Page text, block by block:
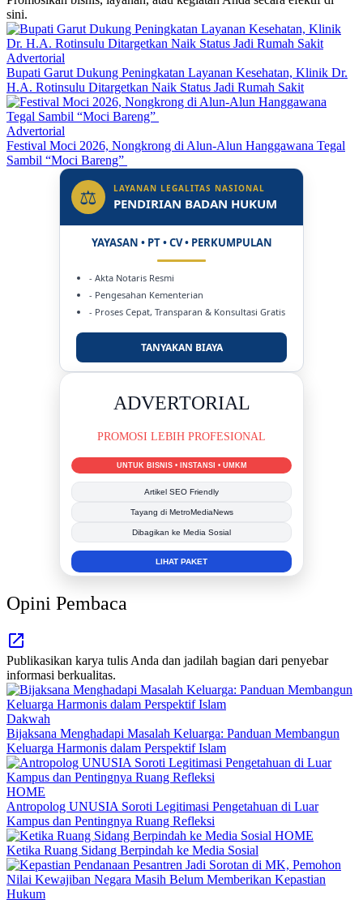
sini.
Advertorial
Bupati Garut Dukung Peningkatan Layanan Kesehatan, Klinik Dr.
H.A. Rotinsulu Ditargetkan Naik Status Jadi Rumah Sakit
Advertorial
Festival Moci 2026, Nongkrong di Alun-Alun Hanggawana Tegal
Sambil “Moci Bareng”
⚖ LAYANAN LEGALITAS NASIONAL
PENDIRIAN BADAN HUKUM
YAYASAN • PT • CV • PERKUMPULAN
- Akta Notaris Resmi
- Pengesahan Kementerian
- Proses Cepat, Transparan & Konsultasi Gratis
TANYAKAN BIAYA
DUKUNG KAMI
BERSAMA METROMEDIANEWS.CO
MEDIA INFORMASI TERPERCAYA
Publikasi Kegiatan
Berita Promosi
Tingkatkan Branding Anda
INFO SELENGKAPNYA
Opini Pembaca
Publikasikan karya tulis Anda dan jadilah bagian dari penyebar
informasi berkualitas.
Dakwah
Bijaksana Menghadapi Masalah Keluarga: Panduan Membangun
Keluarga Harmonis dalam Perspektif Islam
HOME
Antropolog UNUSIA Soroti Legitimasi Pengetahuan di Luar
Kampus dan Pentingnya Ruang Refleksi
HOME
Ketika Ruang Sidang Berpindah ke Media Sosial